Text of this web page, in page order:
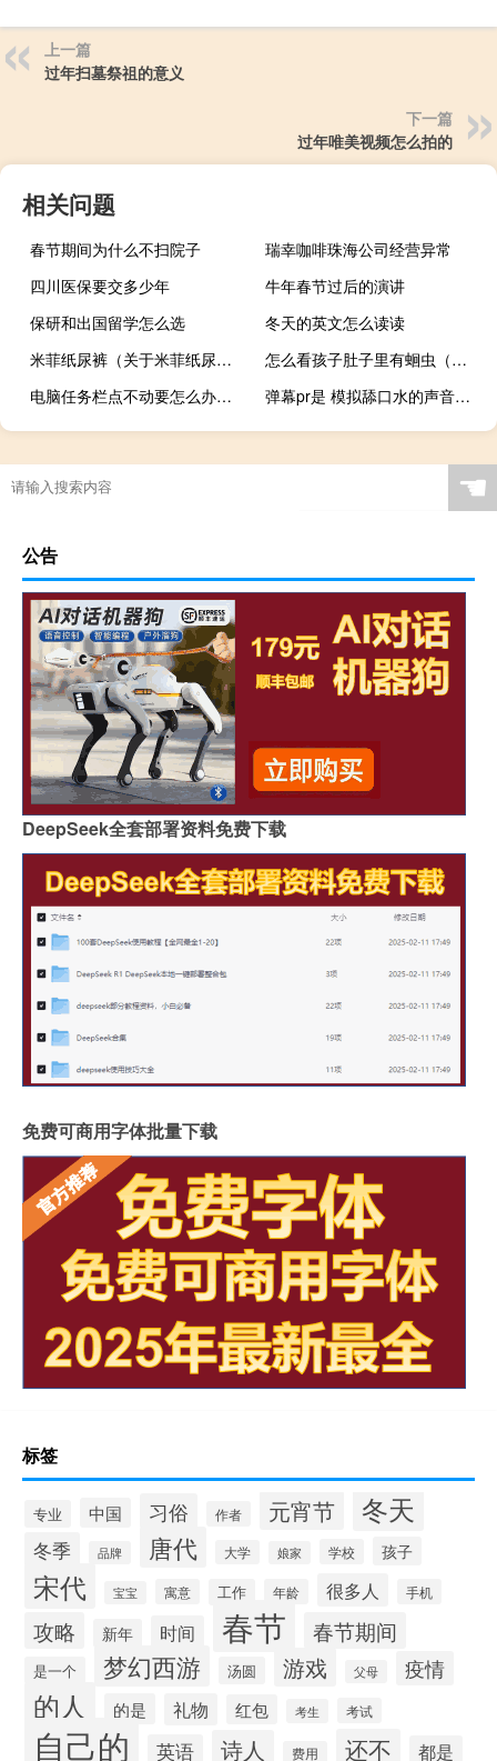
上一篇
过年扫墓祭祖的意义
下一篇
过年唯美视频怎么拍的
相关问题
春节期间为什么不扫院子
瑞幸咖啡珠海公司经营异常
四川医保要交多少年
牛年春节过后的演讲
保研和出国留学怎么选
冬天的英文怎么读读
米菲纸尿裤（关于米菲纸尿裤的介绍）
怎么看孩子肚子里有蛔虫（怎么看孩子肚子有虫子）
电脑任务栏点不动要怎么办呀（电脑任务栏点不动怎么办）
弹幕pr是 模拟舔口水的声音什么梗
☚
公告
DeepSeek全套部署资料免费下载
免费可商用字体批量下载
标签
专业 中国 习俗 作者 元宵节 冬天
冬季 品牌 唐代 大学 娘家 学校 孩子
宋代 宝宝 寓意 工作 年龄 很多人 手机
攻略 新年 时间 春节 春节期间
是一个 梦幻西游 汤圆 游戏 父母 疫情
的人 的是 礼物 红包 考生 考试
自己的 英语 诗人 费用 还不 都是